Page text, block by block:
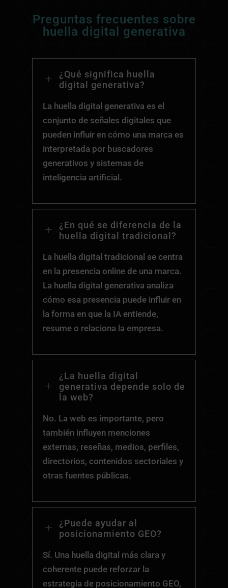
Preguntas frecuentes sobre
huella digital generativa
L
¿Qué significa huella
digital generativa?
La huella digital generativa es el
conjunto de señales digitales que
pueden influir en cómo una marca es
interpretada por buscadores
generativos y sistemas de
inteligencia artificial.
L
¿En qué se diferencia de la
huella digital tradicional?
La huella digital tradicional se centra
en la presencia online de una marca.
La huella digital generativa analiza
cómo esa presencia puede influir en
la forma en que la IA entiende,
resume o relaciona la empresa.
L
¿La huella digital
generativa depende solo de
la web?
No. La web es importante, pero
también influyen menciones
externas, reseñas, medios, perfiles,
directorios, contenidos sectoriales y
otras fuentes públicas.
L
¿Puede ayudar al
posicionamiento GEO?
Sí. Una huella digital más clara y
coherente puede reforzar la
estrategia de posicionamiento GEO,